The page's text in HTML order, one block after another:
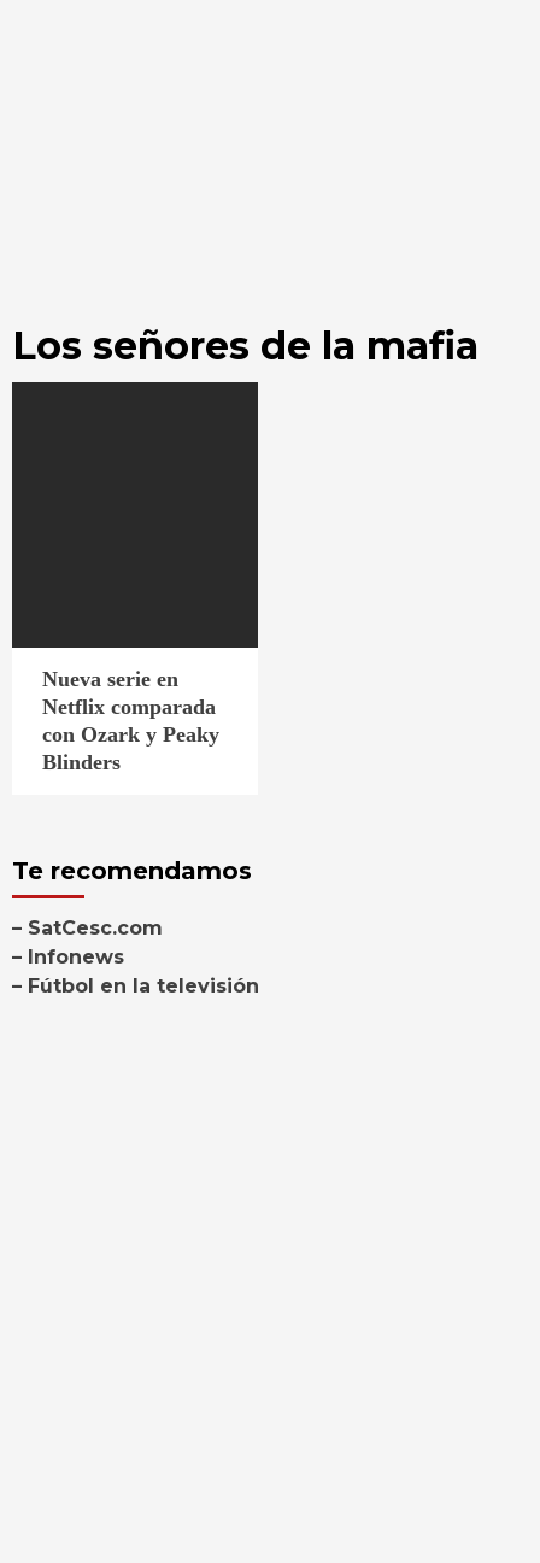
Los señores de la mafia
Nueva serie en
Netflix comparada
con Ozark y Peaky
Blinders
Te recomendamos
– SatCesc.com
– Infonews
– Fútbol en la televisión